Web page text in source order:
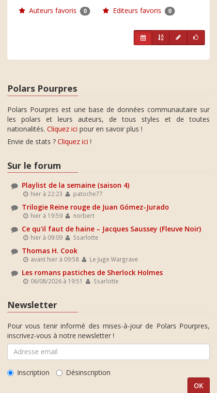
Auteurs favoris 0 Editeurs favoris 0
Polars Pourpres
Polars Pourpres est une base de données communautaire sur
les polars et leurs auteurs, de tous styles et de toutes
nationalités. Cliquez ici pour en savoir plus !
Envie de stats ? Cliquez ici !
Sur le forum
Playlist de la semaine (saison 4)
hier à 22:23 patoche77
Trilogie Reine rouge de Juan Gómez-Jurado
hier à 19:59 norbert
Ce qu'il faut de haine – Jacques Saussey (Fleuve Noir)
hier à 09:09 Ssarlotte
Thomas H. Cook
avant hier à 09:58 Le Juge Wargrave
Les romans pastiches de Sherlock Holmes
06/08/2026 à 19:51 Ssarlotte
Newsletter
Pour vous tenir informé des mises-à-jour de Polars Pourpres,
inscrivez-vous à notre newsletter !
Inscription Désinscription